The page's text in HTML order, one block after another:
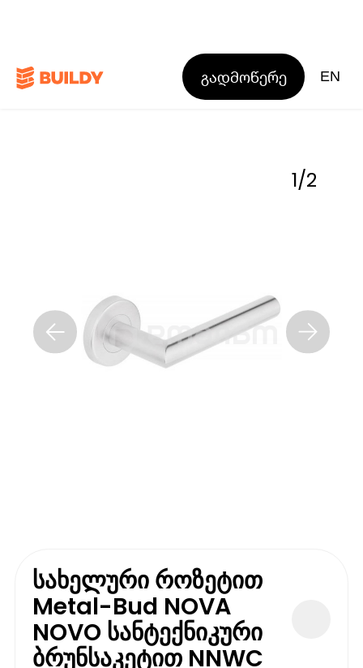
გადმოწერე EN
1/2
სახელური როზეტით
Metal-Bud NOVA
NOVO სანტექნიკური
ბრუნსაკეტით NNWC